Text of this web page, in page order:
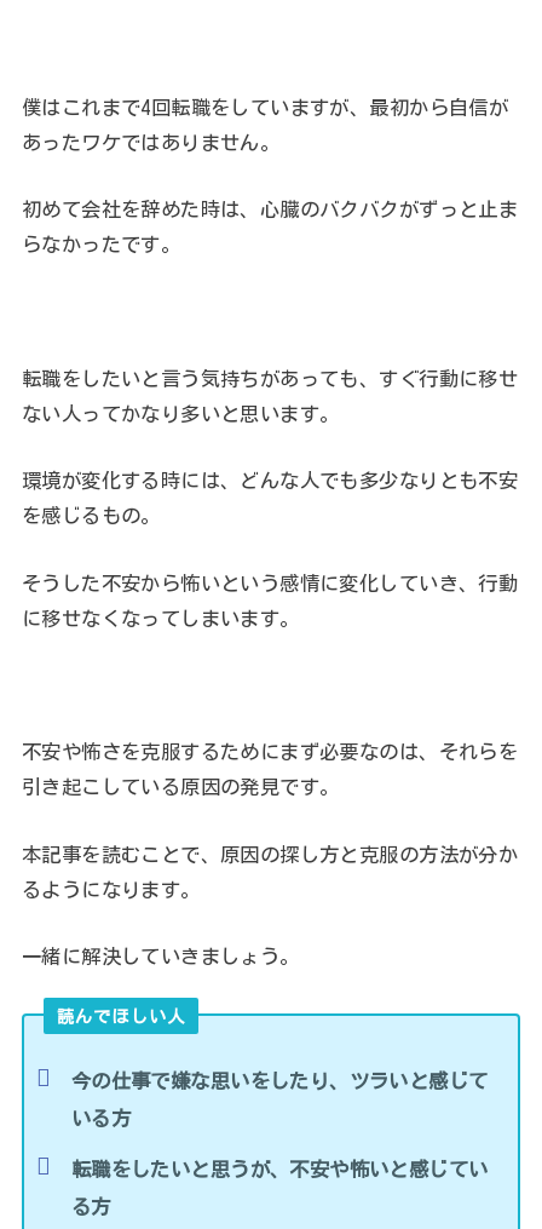
僕はこれまで4回転職をしていますが、最初から自信が
あったワケではありません。
初めて会社を辞めた時は、心臓のバクバクがずっと止ま
らなかったです。
転職をしたいと言う気持ちがあっても、すぐ行動に移せ
ない人ってかなり多いと思います。
環境が変化する時には、どんな人でも多少なりとも不安
を感じるもの。
そうした不安から怖いという感情に変化していき、行動
に移せなくなってしまいます。
不安や怖さを克服するためにまず必要なのは、それらを
引き起こしている原因の発見です。
本記事を読むことで、原因の探し方と克服の方法が分か
るようになります。
一緒に解決していきましょう。
読んでほしい人
今の仕事で嫌な思いをしたり、ツラいと感じて
いる方
転職をしたいと思うが、不安や怖いと感じてい
る方